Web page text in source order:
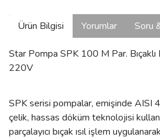
Ürün Bilgisi Yorumlar Soru
Star Pompa SPK 100 M Par.
220V
SPK serisi pompalar, emişinde AISI
çelik, hassas döküm teknolojisi
parçalayıcı bıçak ısıl işlem